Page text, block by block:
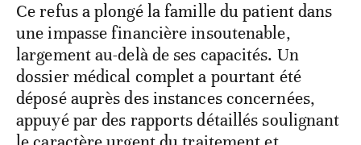
Ce refus a plongé la famille du patient dans
une impasse financière insoutenable,
largement au-delà de ses capacités. Un
dossier médical complet a pourtant été
déposé auprès des instances concernées,
appuyé par des rapports détaillés soulignant